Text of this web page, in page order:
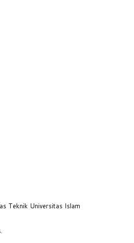
Teknik Universitas Islam